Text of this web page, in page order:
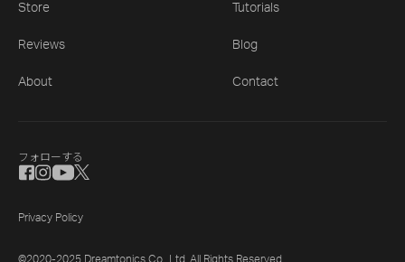
Store Tutorials
Reviews Blog
About Contact
©2020-2025 Dreamtonics Co., Ltd. All Rights Reserved.
Privacy Policy
フォローする